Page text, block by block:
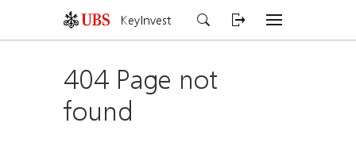
KeyInvest
404 Page not
found